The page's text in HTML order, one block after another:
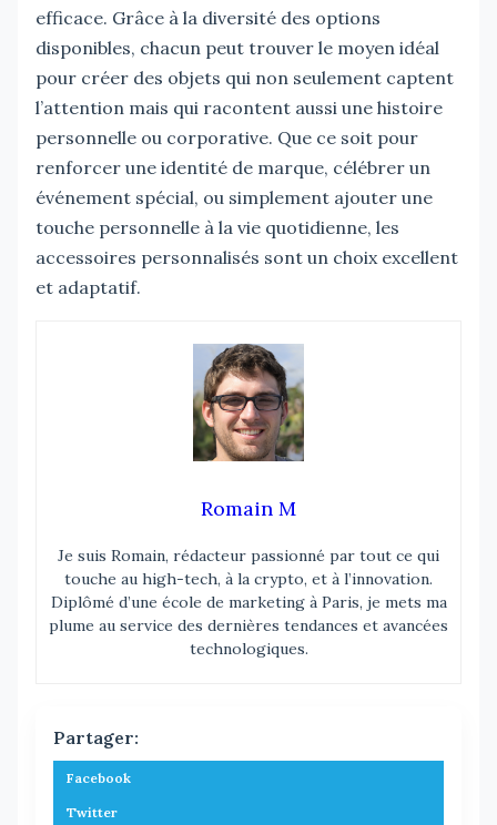
efficace. Grâce à la diversité des options
disponibles, chacun peut trouver le moyen idéal
pour créer des objets qui non seulement captent
l’attention mais qui racontent aussi une histoire
personnelle ou corporative. Que ce soit pour
renforcer une identité de marque, célébrer un
événement spécial, ou simplement ajouter une
touche personnelle à la vie quotidienne, les
accessoires personnalisés sont un choix excellent
et adaptatif.
Romain M
Je suis Romain, rédacteur passionné par tout ce qui
touche au high-tech, à la crypto, et à l’innovation.
Diplômé d’une école de marketing à Paris, je mets ma
plume au service des dernières tendances et avancées
technologiques.
Partager:
Facebook
Twitter